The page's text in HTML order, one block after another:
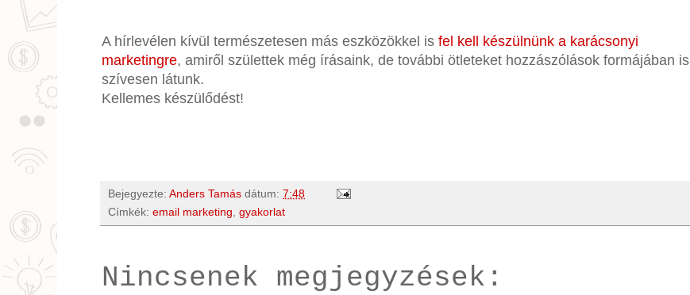
A hírlevélen kívül természetesen más eszközökkel is fel kell készülnünk a karácsonyi
marketingre, amiről születtek még írásaink, de további ötleteket hozzászólások formájában is
szívesen látunk.
Kellemes készülődést!
Bejegyezte: Anders Tamás dátum: 7:48
Címkék: email marketing gyakorlat
Nincsenek megjegyzések: